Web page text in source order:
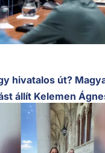
hivatalos út?
állít Kelemen